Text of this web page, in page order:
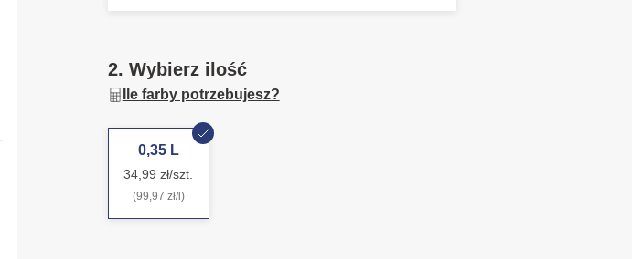
2. Wybierz ilość
Ile farby potrzebujesz?
0,35 L
34,99 zł/szt.
(99,97 zł/l)